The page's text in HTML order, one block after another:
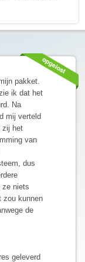
pakket.
ik dat het
Na
mij verteld
zij het
van
dus
ze niets
zou kunnen
de
geleverd